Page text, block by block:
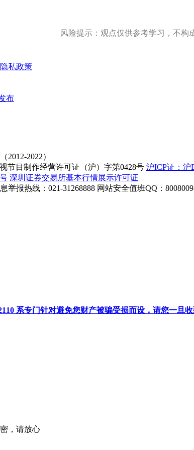
风险提示：观点仅供参考学习，不构
隐私政策
布
2012-2022）
节目制作经营许可证（沪）字第0428号 沪ICP证：沪
深圳证券交易所基本行情展示许可证
举报热线：021-31268888 网站安全值班QQ：
系专门针对避免您财产被骗受损而设，请您一旦收
，请放心